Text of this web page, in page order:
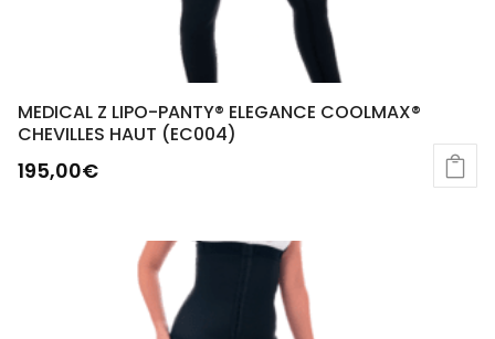
MEDICAL Z LIPO-PANTY® ELEGANCE COOLMAX®
CHEVILLES HAUT (EC004)
195,00€